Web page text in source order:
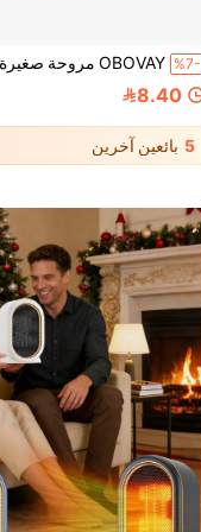
%7-
8.40
5 بائعين آخرين